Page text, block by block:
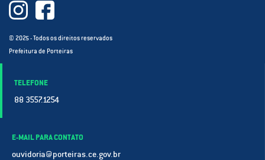
© 2025 - Todos os direitos reservados
Prefeitura de Porteiras
TELEFONE
88 3557.1254
E-MAIL PARA CONTATO
ouvidoria@porteiras.ce.gov.br